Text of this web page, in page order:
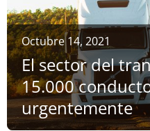
Octubre 14, 2021
El sector del
15.000
urgentemente